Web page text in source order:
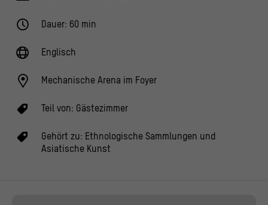
Dauer: 60 min
Englisch
Mechanische Arena im Foyer
Teil von: Gästezimmer
Gehört zu: Ethnologische Sammlungen und
Asiatische Kunst